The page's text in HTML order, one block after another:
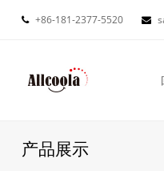
+86-181-2377-5520
产品展示